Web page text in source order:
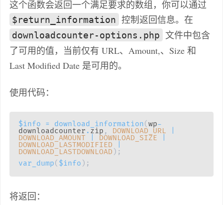
这个函数会返回一个满足要求的数组，你可以通过
$return_information 控制返回信息。在
downloadcounter-options.php
文件中包含
了可用的值，当前仅有 URL、Amount,、Size 和
Last Modified Date 是可用的。
使用代码：
$info = download_information(wp-
downloadcounter . zip , DOWNLOAD_URL
DOWNLOAD_AMOUNT
DOWNLOAD_SIZE
DOWNLOAD_LASTMODIFIED
DOWNLOAD_LASTDOWNLOAD ) ;
var_dump( $info ) ;
将返回：